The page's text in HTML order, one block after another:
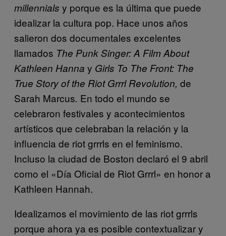
millennials y porque es la última que puede
idealizar la cultura pop. Hace unos años
salieron dos documentales excelentes
llamados The Punk Singer: A Film About
Kathleen Hanna y Girls To The Front: The
True Story of the Riot Grrrl Revolution, de
Sarah Marcus. En todo el mundo se
celebraron festivales y acontecimientos
artísticos que celebraban la relación y la
influencia de riot grrrls en el feminismo.
Incluso la ciudad de Boston declaró el 9 abril
como el «Día Oficial de Riot Grrrl» en honor a
Kathleen Hannah.
Idealizamos el movimiento de las riot grrrls
porque ahora ya es posible contextualizar y